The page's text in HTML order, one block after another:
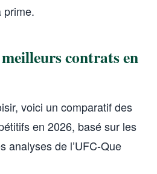
prime.
contrats en
voici un comparatif des
en 2026, basé sur les
analyses de l’UFC-Que